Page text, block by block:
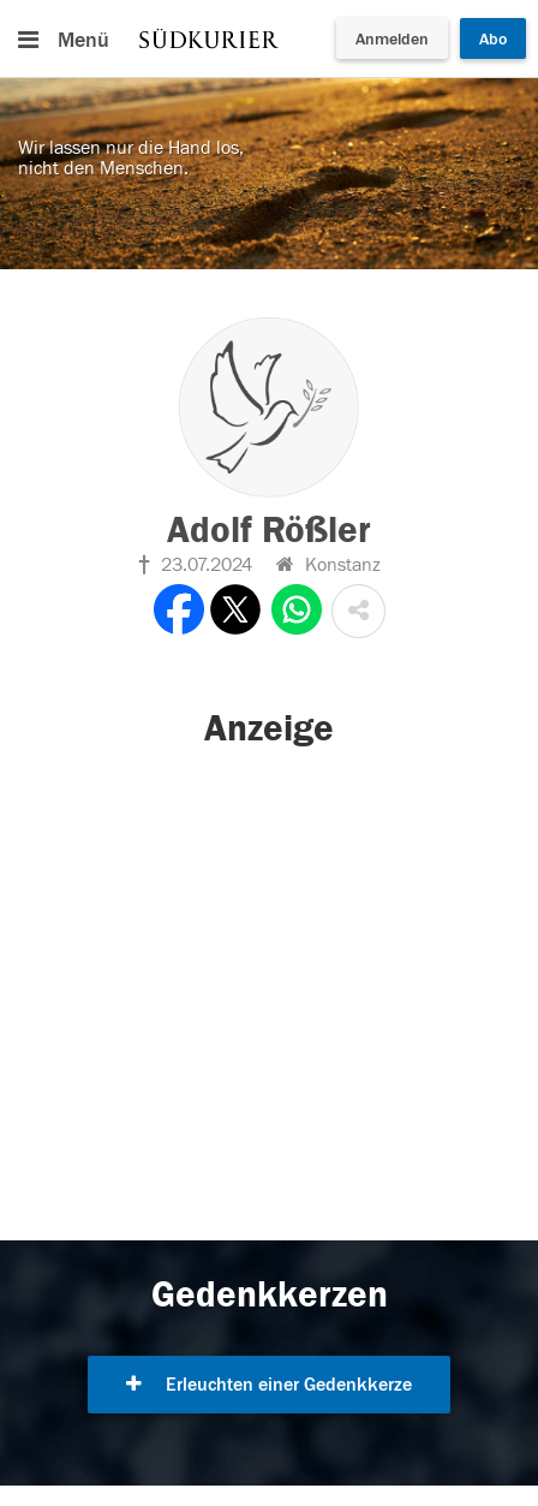
Menü Anmelden Abo
Wir lassen nur die Hand los,
nicht den Menschen.
Adolf Rößler
23.07.2024 Konstanz
Anzeige
Gedenkkerzen
Erleuchten einer Gedenkkerze